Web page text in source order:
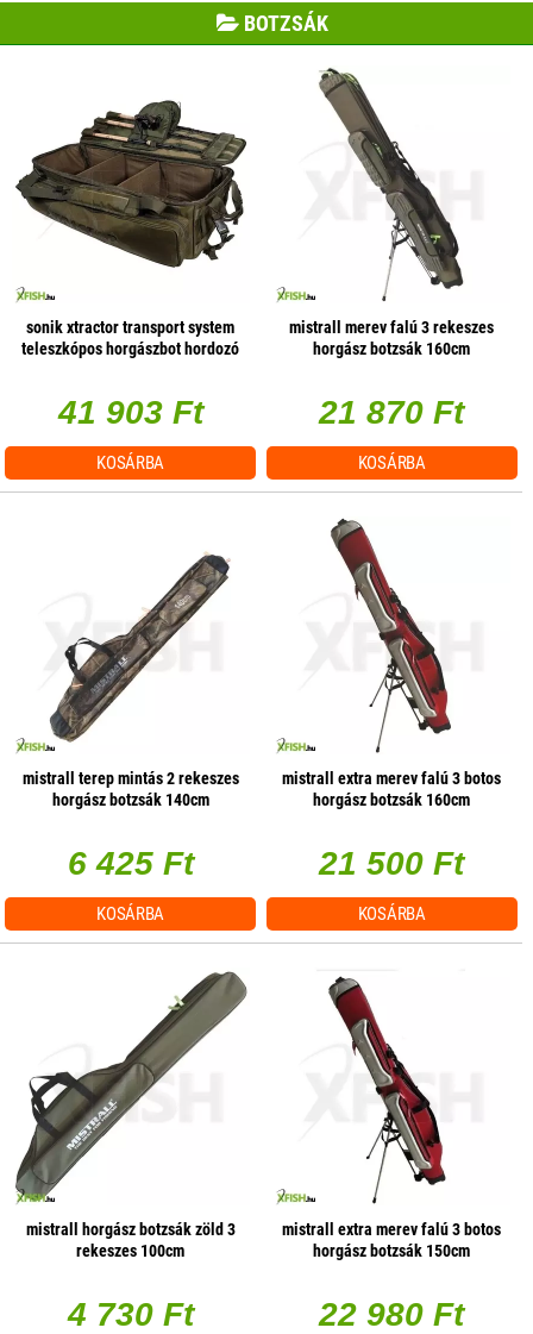
BOTZSÁK
sonik xtractor transport system
teleszkópos horgászbot hordozó
41 903 Ft
KOSÁRBA
mistrall merev falú 3 rekeszes
horgász botzsák 160cm
21 870 Ft
KOSÁRBA
mistrall terep mintás 2 rekeszes
horgász botzsák 140cm
6 425 Ft
KOSÁRBA
mistrall extra merev falú 3 botos
horgász botzsák 160cm
21 500 Ft
KOSÁRBA
mistrall horgász botzsák zöld 3
rekeszes 100cm
4 730 Ft
mistrall extra merev falú 3 botos
horgász botzsák 150cm
22 980 Ft